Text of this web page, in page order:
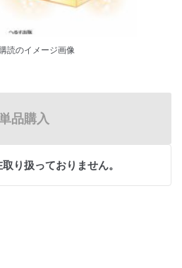
読のイメージ画像
品購入
り扱っておりません。